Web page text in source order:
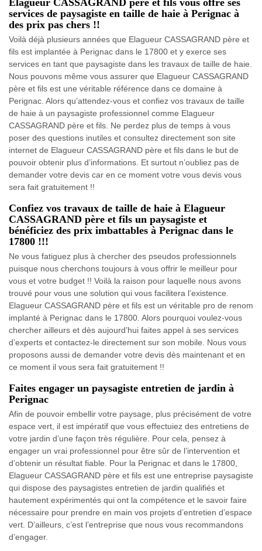
services de paysagiste en taille de haie à Perignac à
des prix pas chers !!
Voilà déjà plusieurs années que Elagueur CASSAGRAND père et
fils est implantée à Perignac dans le 17800 et y exerce ses
services en tant que paysagiste dans les travaux de taille de haie.
Nous pouvons même vous assurer que Elagueur CASSAGRAND
père et fils est une véritable référence dans ce domaine à
Perignac. Alors qu’attendez-vous et confiez vos travaux de taille
de haie à un paysagiste professionnel comme Elagueur
CASSAGRAND père et fils. Ne perdez plus de temps à vous
poser des questions inutiles et consultez directement son site
internet de Elagueur CASSAGRAND père et fils dans le but de
pouvoir obtenir plus d’informations. Et surtout n’oubliez pas de
demander votre devis car en ce moment votre vous devis vous
sera fait gratuitement !!
Confiez vos travaux de taille de haie à Elagueur
CASSAGRAND père et fils un paysagiste et
bénéficiez des prix imbattables à Perignac dans le
17800 !!!
Ne vous fatiguez plus à chercher des pseudos professionnels
puisque nous cherchons toujours à vous offrir le meilleur pour
vous et votre budget !! Voilà la raison pour laquelle nous avons
trouvé pour vous une solution qui vous facilitera l’existence.
Elagueur CASSAGRAND père et fils est un véritable pro de renom
implanté à Perignac dans le 17800. Alors pourquoi voulez-vous
chercher ailleurs et dès aujourd’hui faites appel à ses services
d’experts et contactez-le directement sur son mobile. Nous vous
proposons aussi de demander votre devis dès maintenant et en
ce moment il vous sera fait gratuitement !!
Faites engager un paysagiste entretien de jardin à
Perignac
Afin de pouvoir embellir votre paysage, plus précisément de votre
espace vert, il est impératif que vous effectuiez des entretiens de
votre jardin d’une façon très régulière. Pour cela, pensez à
engager un vrai professionnel pour être sûr de l’intervention et
d’obtenir un résultat fiable. Pour la Perignac et dans le 17800,
Elagueur CASSAGRAND père et fils est une entreprise paysagiste
qui dispose des paysagistes entretien de jardin qualifiés et
hautement expérimentés qui ont la compétence et le savoir faire
nécessaire pour prendre en main vos projets d’entretien d’espace
vert. D’ailleurs, c’est l’entreprise que nous vous recommandons
d’engager.